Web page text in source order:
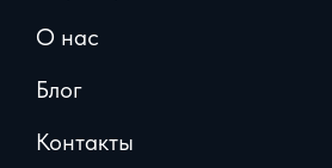
О нас
Блог
Контакты